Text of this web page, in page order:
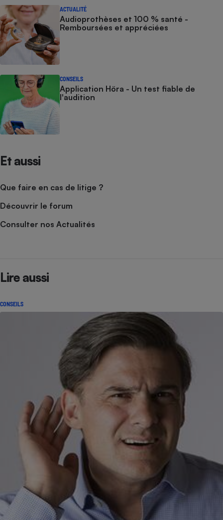
ACTUALITÉ
Audioprothèses et 100 % santé -
Remboursées et appréciées
CONSEILS
Application Höra - Un test fiable de
l'audition
Et aussi
Que faire en cas de litige ?
Découvrir le forum
Consulter nos Actualités
Lire aussi
CONSEILS